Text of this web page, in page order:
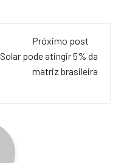
Próximo post
Solar pode atingir 5% da
matriz brasileira